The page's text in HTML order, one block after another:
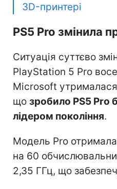
3D-принтері
PS5 Pro змінила
Ситуація суттєво
PlayStation 5 Pro
Microsoft
що зробило PS5 Pro
лідером покоління.
Модель Pro
на 60
2,35 ГГц, що